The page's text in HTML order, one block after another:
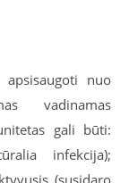
nuo
vadinamas
gali būti:
infekcija);
(susidaro